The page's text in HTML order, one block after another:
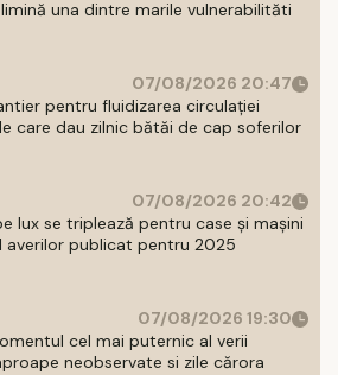
una dintre marile vulnerabilităti
07/08/2026 20:47
pentru fluidizarea circulației
care dau zilnic bătăi de cap soferilor
07/08/2026 20:42
lux se triplează pentru case și mașini
averilor publicat pentru 2025
07/08/2026 19:30
cel mai puternic al verii
neobservate si zile cărora